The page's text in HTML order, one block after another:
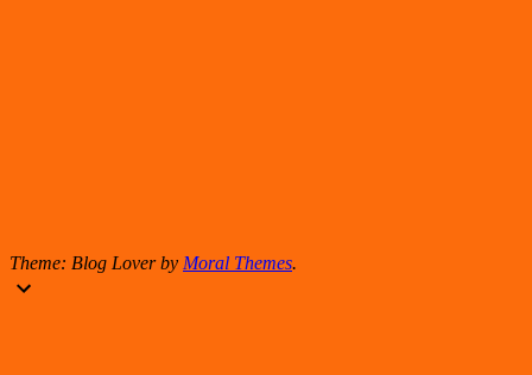
Theme: Blog Lover by Moral Themes.